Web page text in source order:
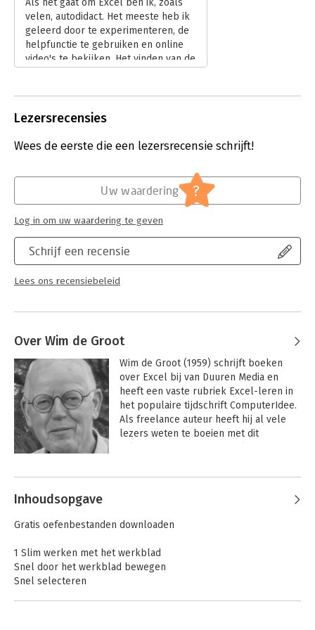
velen, autodidact. Het meeste heb ik
geleerd door te experimenteren, de
helpfunctie te gebruiken en online
video's te bekijken. Het vinden van de
besloot ik ‘Zo word je een Excel
Lees verder
Lezersrecensies
Wees de eerste die een lezersrecensie schrijft!
Schrijf een recensie
Lees ons recensiebeleid
Uw waardering ?
Log in om uw waardering te geven
Over Wim de Groot
Wim de Groot (1959) schrijft boeken
over Excel bij van Duuren Media en
heeft een vaste rubriek Excel-leren in
het populaire tijdschrift ComputerIdee.
Als freelance auteur heeft hij al vele
lezers weten te boeien met dit
gebied van levensvragen. Daarbij is
communiceren blijkt ook in zijn uitleg
van Excel. Aan beginnende en
gevorderde gebruikers laat hij zien hoe
ze de mogelijkheden van dit
rekenwonder kunnen benutten. Als
kunst om zaken die ingewikkeld lijken,
Andere boeken door Wim de Groot
Inhoudsopgave
Gratis oefenbestanden downloaden
1 Slim werken met het werkblad
Snel door het werkblad bewegen
Snel selecteren